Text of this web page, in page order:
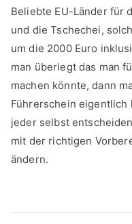
Beliebte EU-Länder für
und die Tschechei,
um die 2000 Euro
man überlegt das man
machen könnte, dann
Führerschein eigentlich
jeder selbst
mit der richtigen
ändern.